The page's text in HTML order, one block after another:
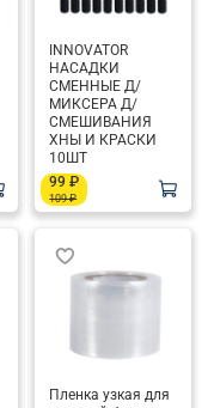
INNOVATOR
НАСАДКИ
СМЕННЫЕ Д/
МИКСЕРА Д/
СМЕШИВАНИЯ
ХНЫ И КРАСКИ
10ШТ
99 ₽
109 ₽
Пленка узкая для